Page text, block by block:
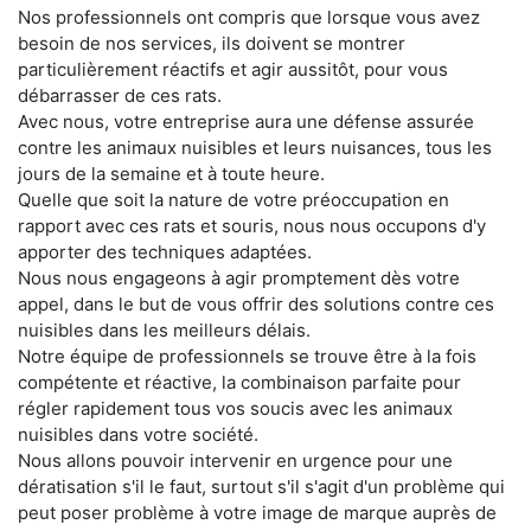
Nos professionnels ont compris que lorsque vous avez
besoin de nos services, ils doivent se montrer
particulièrement réactifs et agir aussitôt, pour vous
débarrasser de ces rats.
Avec nous, votre entreprise aura une défense assurée
contre les animaux nuisibles et leurs nuisances, tous les
jours de la semaine et à toute heure.
Quelle que soit la nature de votre préoccupation en
rapport avec ces rats et souris, nous nous occupons d'y
apporter des techniques adaptées.
Nous nous engageons à agir promptement dès votre
appel, dans le but de vous offrir des solutions contre ces
nuisibles dans les meilleurs délais.
Notre équipe de professionnels se trouve être à la fois
compétente et réactive, la combinaison parfaite pour
régler rapidement tous vos soucis avec les animaux
nuisibles dans votre société.
Nous allons pouvoir intervenir en urgence pour une
dératisation s'il le faut, surtout s'il s'agit d'un problème qui
peut poser problème à votre image de marque auprès de